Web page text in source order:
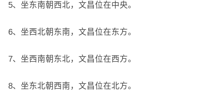
5、坐东南朝西北，文昌位在中央。
6、坐西北朝东南，文昌位在东方。
7、坐西南朝东北，文昌位在西方。
8、坐东北朝西南，文昌位在北方。